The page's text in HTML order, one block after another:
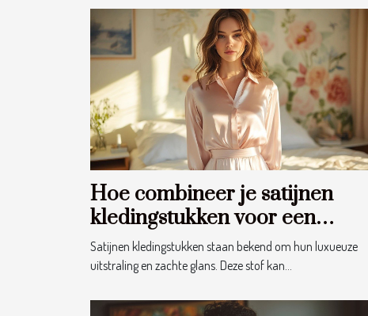
Hoe combineer je satijnen
kledingstukken voor een
stijlvolle look?
Satijnen kledingstukken staan bekend om hun luxueuze
uitstraling en zachte glans. Deze stof kan...